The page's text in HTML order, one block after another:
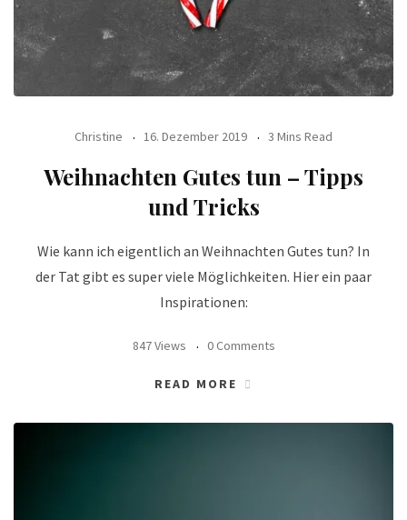
Christine 16. Dezember 2019 3 Mins Read
Weihnachten Gutes tun – Tipps
und Tricks
Wie kann ich eigentlich an Weihnachten Gutes tun? In
der Tat gibt es super viele Möglichkeiten. Hier ein paar
Inspirationen:
847 Views 0 Comments
READ MORE